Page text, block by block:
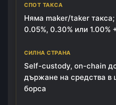
Няма maker/taker такса;
0.05%, 0.30% или 1.00%
Self-custody, on-chain
държане на средства в
борса